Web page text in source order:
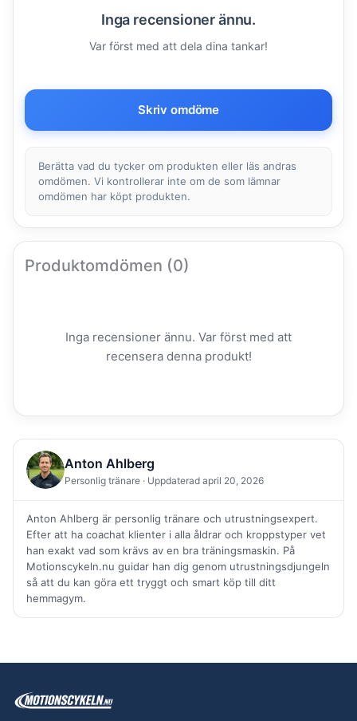
Inga recensioner ännu.
Var först med att dela dina tankar!
Skriv omdöme
Berätta vad du tycker om produkten eller läs andras
omdömen. Vi kontrollerar inte om de som lämnar
omdömen har köpt produkten.
Produktomdömen (0)
Inga recensioner ännu. Var först med att
recensera denna produkt!
Anton Ahlberg
Personlig tränare · Uppdaterad april 20, 2026
Anton Ahlberg är personlig tränare och utrustningsexpert.
Efter att ha coachat klienter i alla åldrar och kroppstyper vet
han exakt vad som krävs av en bra träningsmaskin. På
Motionscykeln.nu guidar han dig genom utrustningsdjungeln
så att du kan göra ett tryggt och smart köp till ditt
hemmagym.